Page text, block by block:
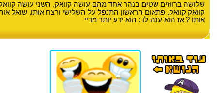
שלושה ברווזים שטים בנהר אחד מהם עושה קוואק, השני עושה
קוואק קוואק, פתאום הראשון התנפל על השלישי ורצח אותו, שואל
אותו ? אז הוא ענה לו : הוא ידע יותר מדיי